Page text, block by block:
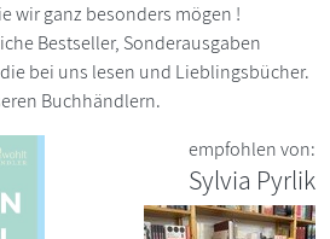
wir ganz besonders mögen !
Bestseller, Sonderausgaben
bei uns lesen und Lieblingsbücher.
Buchhändlern.
empfohlen von:
Sylvia Pyrlik